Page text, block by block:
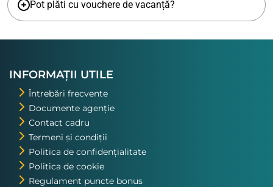
Pot plăti cu vouchere de vacanță?
INFORMAȚII UTILE
Întrebări frecvente
Documente agenție
Contact cadru
Termeni și condiții
Politica de confidențialitate
Politica de cookie
Regulament puncte bonus